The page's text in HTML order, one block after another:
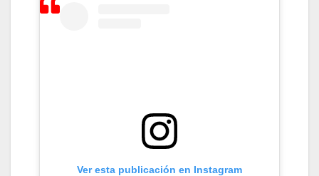
Ver esta publicación en Instagram